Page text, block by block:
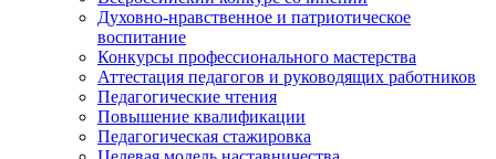
Духовно-нравственное и патриотическое
воспитание
Конкурсы профессионального мастерства
Аттестация педагогов и руководящих работников
Педагогические чтения
Повышение квалификации
Педагогическая стажировка